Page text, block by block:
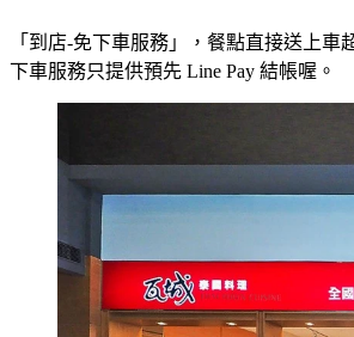
「到店-免下車服務」，餐點直接送上車
下車服務只提供預先 Line Pay 結帳喔。